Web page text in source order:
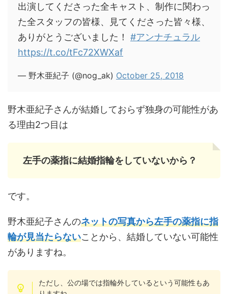
出演してくださった全キャスト、制作に関わっ
た全スタッフの皆様、見てくださった皆々様、
ありがとうございました！ #アンナチュラル
https://t.co/tFc72XWXaf
— 野木亜紀子 (@nog_ak) October 25, 2018
野木亜紀子さんが結婚しておらず独身の可能性があ
る理由2つ目は
左手の薬指に結婚指輪をしていないから？
です。
野木亜紀子さんのネットの写真から左手の薬指に指
輪が見当たらないことから、結婚していない可能性
がありますね。
ただし、公の場では指輪外しているという可能性もあ